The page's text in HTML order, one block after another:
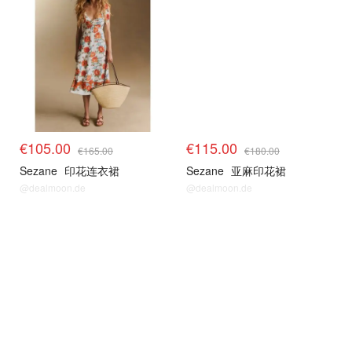
€105.00 €165.00
Sezane 印花连衣裙
@dealmoon.de
€115.00 €180.00
Sezane 亚麻印花裙
@dealmoon.de